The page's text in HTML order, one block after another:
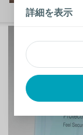
詳細を表示